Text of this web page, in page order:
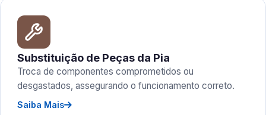
Substituição de Peças da Pia
Troca de componentes comprometidos ou
desgastados, assegurando o funcionamento correto.
Saiba Mais